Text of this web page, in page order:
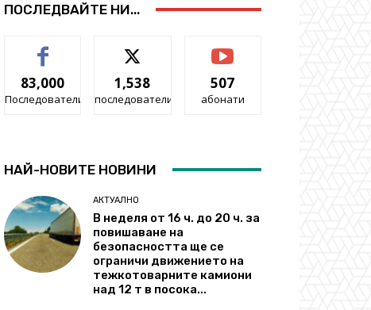
ПОСЛЕДВАЙТЕ НИ...
83,000
Последователи
1,538
последователи
507
абонати
НАЙ-НОВИТЕ НОВИНИ
АКТУАЛНО
В неделя от 16 ч. до 20 ч. за
повишаване на
безопасността ще се
ограничи движението на
тежкотоварните камиони
над 12 т в посока...